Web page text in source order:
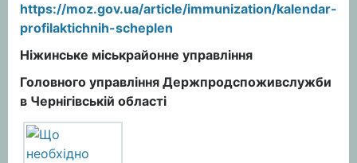
https://moz.gov.ua/article/immunization/kalendar-
profilaktichnih-scheplen
Ніжинське міськрайонне управління
Головного управління Держпродспоживслужби
в Чернігівській області